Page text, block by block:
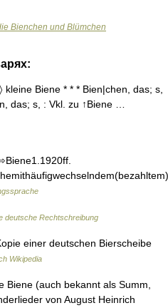
Bienchen und Blümchen
kleine Biene * * * Bien|chen, das; s,
das; s, : Vkl. zu ↑Biene …
deutsche Rechtschreibung
einer deutschen Bierscheibe
Wikipedia
Biene (auch bekannt als Summ,
von August Heinrich